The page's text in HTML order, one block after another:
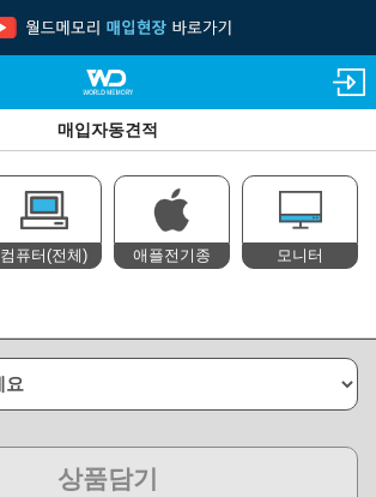
매입자동견적
컴퓨터(전체) 애플전기종 모니터
상품담기